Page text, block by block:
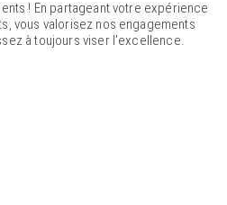
! En partageant votre expérience
vous valorisez nos engagements
à toujours viser l’excellence.